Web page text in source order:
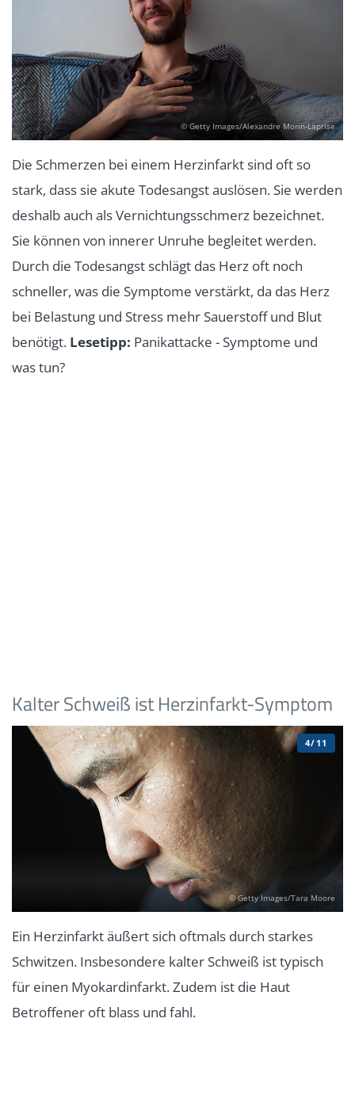
© Getty Images/Alexandre Morin-Laprise
Die Schmerzen bei einem Herzinfarkt sind oft so
stark, dass sie akute Todesangst auslösen. Sie werden
deshalb auch als Vernichtungsschmerz bezeichnet.
Sie können von innerer Unruhe begleitet werden.
Durch die Todesangst schlägt das Herz oft noch
schneller, was die Symptome verstärkt, da das Herz
bei Belastung und Stress mehr Sauerstoff und Blut
benötigt. Lesetipp: Panikattacke - Symptome und
was tun?
Kalter Schweiß ist Herzinfarkt-Symptom
© Getty Images/Tara Moore
4/11
Ein Herzinfarkt äußert sich oftmals durch starkes
Schwitzen. Insbesondere kalter Schweiß ist typisch
für einen Myokardinfarkt. Zudem ist die Haut
Betroffener oft blass und fahl.